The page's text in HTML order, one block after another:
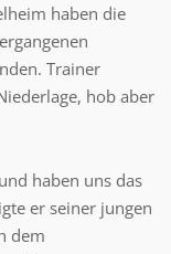
haben die
Trainer
hob aber
haben uns das
er seiner jungen
dem